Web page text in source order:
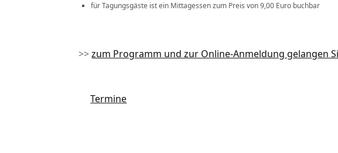
für Tagungsgäste ist ein Mittagessen zum Preis von 9,00 Euro buchbar
>>zum Programm und zur Online-Anmeldung gelangen
Termine